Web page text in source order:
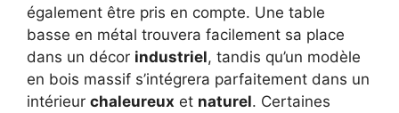
également être pris en compte. Une table
basse en métal trouvera facilement sa place
dans un décor industriel, tandis qu’un modèle
en bois massif s’intégrera parfaitement dans un
intérieur chaleureux et naturel. Certaines